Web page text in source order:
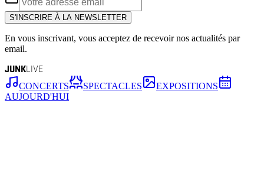
S'INSCRIRE À LA NEWSLETTER
En vous inscrivant, vous acceptez de recevoir nos actualités par
email.
JUNKLIVE
CONCERTS SPECTACLES
EXPOSITIONS
AUJOURD'HUI